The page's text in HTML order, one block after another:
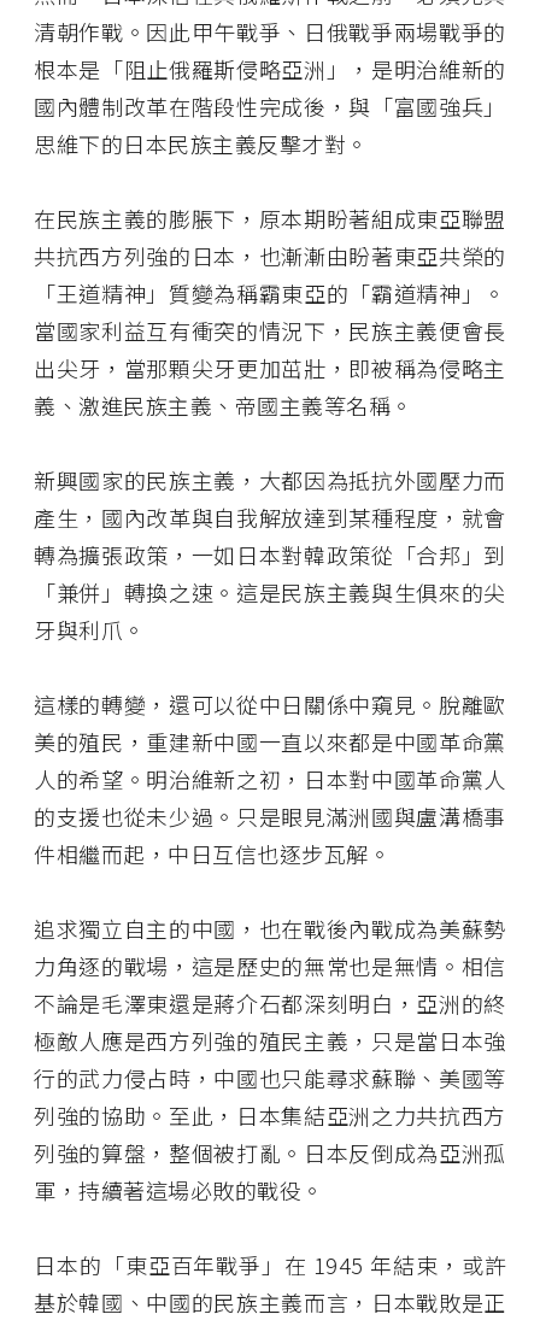
清朝作戰。因此甲午戰爭、日俄戰爭兩場戰爭的
根本是「阻止俄羅斯侵略亞洲」，是明治維新的
國內體制改革在階段性完成後，與「富國強兵」
思維下的日本民族主義反擊才對。
在民族主義的膨脹下，原本期盼著組成東亞聯盟
共抗西方列強的日本，也漸漸由盼著東亞共榮的
「王道精神」質變為稱霸東亞的「霸道精神」。
當國家利益互有衝突的情況下，民族主義便會長
出尖牙，當那顆尖牙更加茁壯，即被稱為侵略主
義、激進民族主義、帝國主義等名稱。
新興國家的民族主義，大都因為抵抗外國壓力而
產生，國內改革與自我解放達到某種程度，就會
轉為擴張政策，一如日本對韓政策從「合邦」到
「兼併」轉換之速。這是民族主義與生俱來的尖
牙與利爪。
這樣的轉變，還可以從中日關係中窺見。脫離歐
美的殖民，重建新中國一直以來都是中國革命黨
人的希望。明治維新之初，日本對中國革命黨人
的支援也從未少過。只是眼見滿洲國與盧溝橋事
件相繼而起，中日互信也逐步瓦解。
追求獨立自主的中國，也在戰後內戰成為美蘇勢
力角逐的戰場，這是歷史的無常也是無情。相信
不論是毛澤東還是蔣介石都深刻明白，亞洲的終
極敵人應是西方列強的殖民主義，只是當日本強
行的武力侵占時，中國也只能尋求蘇聯、美國等
列強的協助。至此，日本集結亞洲之力共抗西方
列強的算盤，整個被打亂。日本反倒成為亞洲孤
軍，持續著這場必敗的戰役。
日本的「東亞百年戰爭」在 1945 年結束，或許
基於韓國、中國的民族主義而言，日本戰敗是正